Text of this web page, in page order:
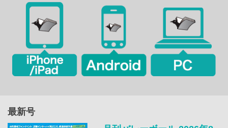
最新号